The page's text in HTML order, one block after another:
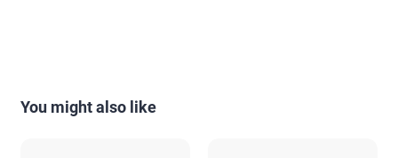
You might also like